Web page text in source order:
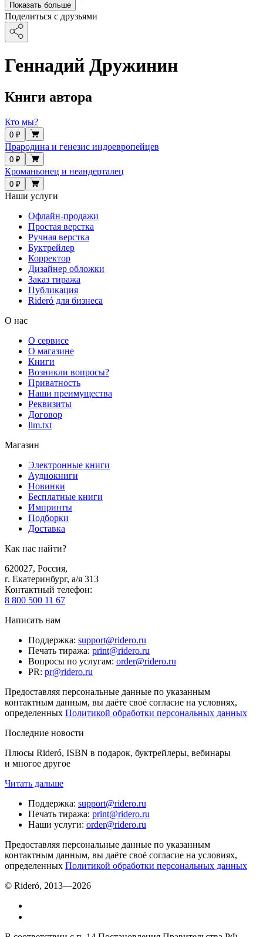
Показать больше
Поделиться с друзьями
Геннадий Дружинин
Книги автора
Кто мы?
0 ₽
Прародина и генезис индоевропейцев
0 ₽
Кроманьонец и неандерталец
0 ₽
Наши услуги
Офлайн-продажи
Простая верстка
Ручная верстка
Буктрейлер
Корректор
Дизайнер обложки
Заказ тиража
Публикация
Rideró для бизнеса
О нас
О сервисе
О магазине
Книги
Возникли вопросы?
Приватность
Наши преимущества
Реквизиты
Договор
llm.txt
Магазин
Электронные книги
Аудиокниги
Новинки
Бесплатные книги
Импринты
Подборки
Доставка
Как нас найти?
620027, Россия,
г. Екатеринбург, а/я 313
Контактный телефон:
8 800 500 11 67
Написать нам
Поддержка: support@ridero.ru
Печать тиража: print@ridero.ru
Вопросы по услугам: order@ridero.ru
PR: pr@ridero.ru
Предоставляя персональные данные по указанным
контактным данным, вы даёте своё согласие на условиях,
определенных Политикой обработки персональных данных
Последние новости
Плюсы Rideró, ISBN в подарок, буктрейлеры, вебинары
и многое другое
Читать дальше
Поддержка: support@ridero.ru
Печать тиража: print@ridero.ru
Наши услуги: order@ridero.ru
Предоставляя персональные данные по указанным
контактным данным, вы даёте своё согласие на условиях,
определенных Политикой обработки персональных данных
© Rideró, 2013—2026